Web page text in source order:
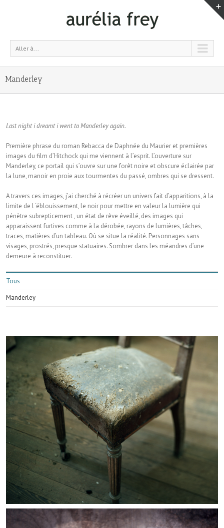
Aller à...
Manderley
Last night i dreamt i went to Manderley again.
Première phrase du roman Rebacca de Daphnée du Maurier et premières
images du film d’Hitchock qui me viennent à l’esprit. L’ouverture sur
Manderley, ce portail qui s’ouvre sur une forêt noire et obscure éclairée par
la lune, manoir en proie aux tourmentes du passé, ombres qui se dressent.
A travers ces images, j’ai cherché à récréer un univers fait d’apparitions, à la
limite de l ‘éblouissement, le noir pour mettre en valeur la lumière qui
pénètre subrepticement , un état de rêve éveillé, des images qui
apparaissent furtives comme à la dérobée, rayons de lumières, tâches,
traces, matières d’un tableau. Où se situe la réalité. Personnages sans
visages, prostrés, presque statuaires. Sombrer dans les méandres d’une
demeure à reconstituer.
Tous
Manderley